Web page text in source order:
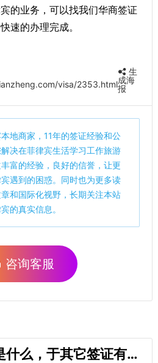
的业务，可以找我们华商签证
速的办理完成。
visa/2353.html
生
成海
报
地商家，11年的签证经验和公
决在菲律宾生活学习工作旅游
富的经验，良好的信誉，让更
遇到的困惑。同时也为更多读
和国际化视野，长期关注本站
的真实信息。
咨询客服
菲律宾13C签证是什么，于其它签证有何特殊之处？